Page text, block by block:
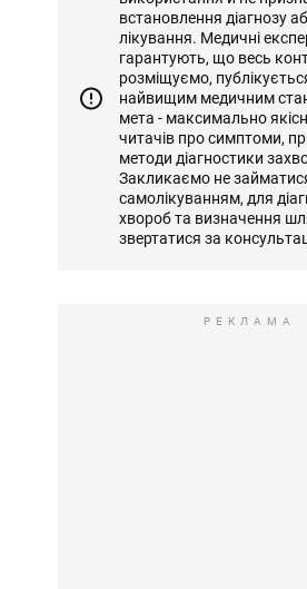
встановлення діагнозу
лікування. Медичні
гарантують, що весь
розміщуємо,
найвищим медичним
мета - максимально
читачів про симптоми,
методи діагностики
Закликаємо не
самолікуванням, для
хвороб та визначення
звертатися за
РЕКЛАМА